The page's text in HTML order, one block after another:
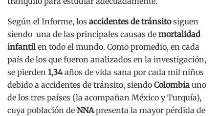
Según el Informe, los accidentes de tránsitosiguen
siendo una de las principales causas de mortalidad
infantilen todo el mundo. Como promedio, en cada
país de los que fueron analizados en la investigación,
se pierden 1,34años de vida sana por cada mil niños
debido a accidentes de tránsito, siendo Colombia uno
de los tres países (la acompañan México y Turquía),
cuya población de NNApresenta la mayor pérdida de